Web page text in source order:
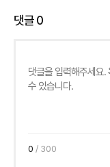
댓글0
0 / 300